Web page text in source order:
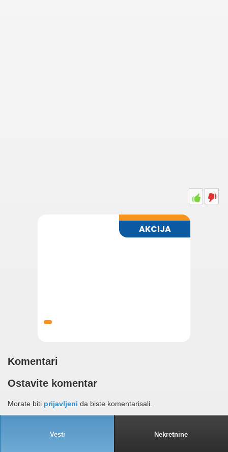
Komentari
Ostavite komentar
Morate biti prijavljeni da biste komentarisali.
Vesti Nekretnine